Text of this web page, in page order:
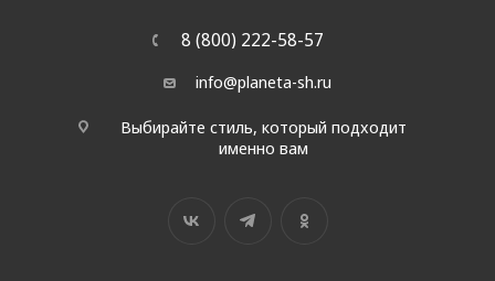
8 (800) 222-58-57
info@planeta-sh.ru
Выбирайте стиль, который подходит
именно вам